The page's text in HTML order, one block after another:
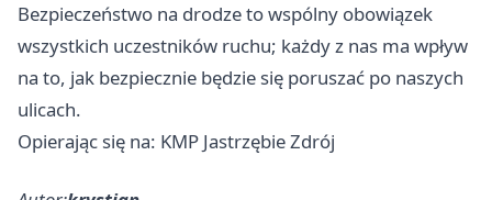
Bezpieczeństwo na drodze to wspólny obowiązek
wszystkich uczestników ruchu; każdy z nas ma wpływ
na to, jak bezpiecznie będzie się poruszać po naszych
ulicach.
Opierając się na: KMP Jastrzębie Zdrój